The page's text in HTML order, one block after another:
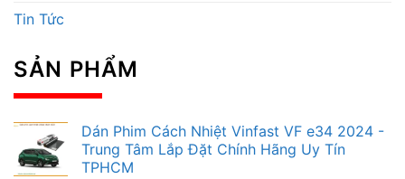
Tin Tức
SẢN PHẨM
Dán Phim Cách Nhiệt Vinfast VF e34 2024 -
Trung Tâm Lắp Đặt Chính Hãng Uy Tín
TPHCM